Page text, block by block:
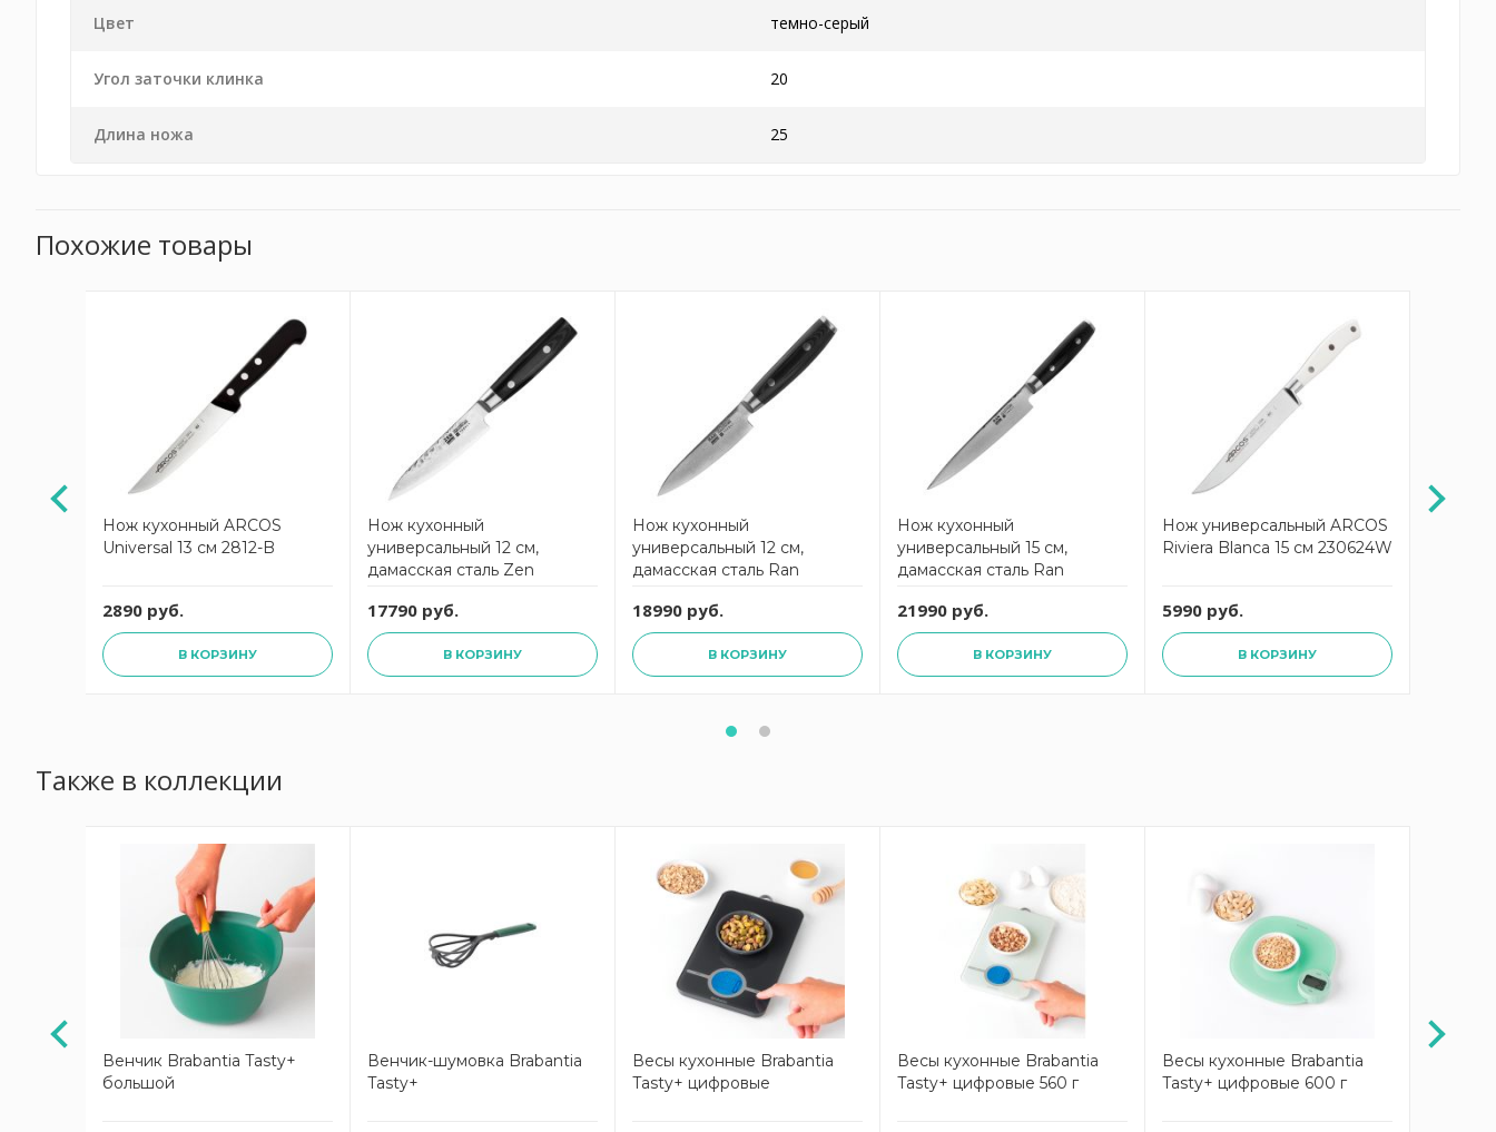
Цвет темно-серый
Угол заточки клинка 20
Длина ножа 25
Похожие товары
Нож кухонный ARCOS
Universal 13 см 2812-B
2890 руб.
В КОРЗИНУ
Нож кухонный
универсальный 12 см,
дамасская сталь Zen
17790 руб.
В КОРЗИНУ
Нож кухонный
универсальный 12 см,
дамасская сталь Ran
18990 руб.
В КОРЗИНУ
Нож кухонный
универсальный 15 см,
дамасская сталь Ran
21990 руб.
В КОРЗИНУ
Нож универсальный ARCOS
Riviera Blanca 15 см 230624W
5990 руб.
В КОРЗИНУ
Также в коллекции
Венчик Brabantia Tasty+
большой
Венчик-шумовка Brabantia
Tasty+
Весы кухонные Brabantia
Tasty+ цифровые
Весы кухонные Brabantia
Tasty+ цифровые 560 г
Весы кухонные Brabantia
Tasty+ цифровые 600 г